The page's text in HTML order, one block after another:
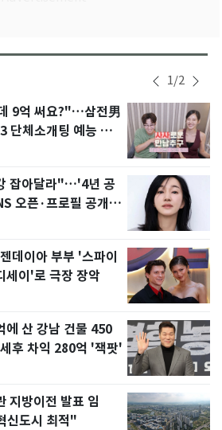
1/2
9억 써요?"…삼전男
단체소개팅 예능 화
잡아달라"…'4년 공
오픈·프로필 공개
데이아 부부 '스파이
세이'로 극장 장악
에 산 강남 건물 450
후 차익 280억 '잭팟'
지방이전 발표 임
도시 최적"